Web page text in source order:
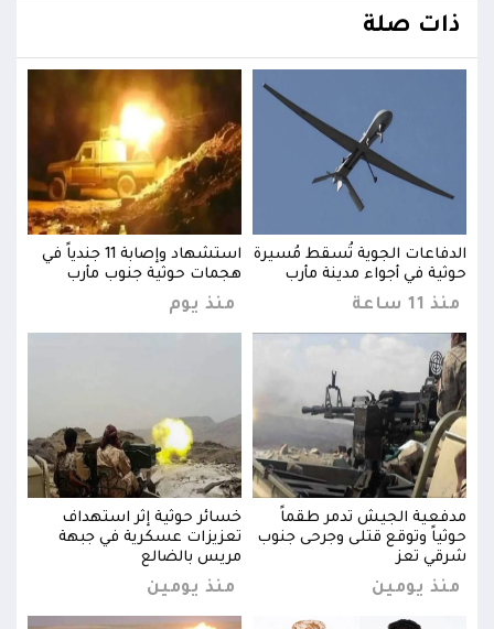
ذات صلة
الدفاعات الجوية تُسقط مُسيرة
حوثية في أجواء مدينة مأرب
منذ 11 ساعة
استشهاد وإصابة 11 جندياً في
هجمات حوثية جنوب مأرب
منذ يوم
مدفعية الجيش تدمر طقماً
حوثياً وتوقع قتلى وجرحى جنوب
شرقي تعز
منذ يومين
خسائر حوثية إثر استهداف
تعزيزات عسكرية في جبهة
مريس بالضالع
منذ يومين